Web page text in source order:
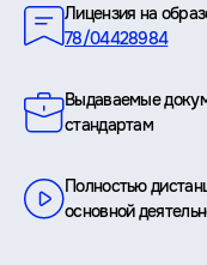
Лицензия на
78/04428984
Выдаваемые
стандартам
Полностью
основной